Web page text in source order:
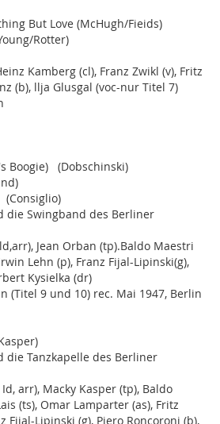
But Love (McHugh/Fieids)
Rotter)
Kamberg (cl), Franz Zwikl (v), Fritz
(b), llja Glusgal (voc-nur Titel 7)
Boogie) (Dobschinski)
die Swingband des Berliner
Jean Orban (tp).Baldo Maestri
Lehn (p), Franz Fijal-Lipinski(g),
Kysielka (dr)
(Titel 9 und 10) rec. Mai 1947, Berlin
die Tanzkapelle des Berliner
arr), Macky Kasper (tp), Baldo
(ts), Omar Lamparter (as), Fritz
Fijal-Lipinski (g), Piero Roncoroni (b),